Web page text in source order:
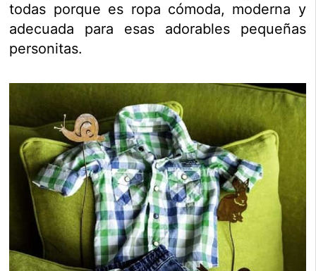
todas porque es ropa cómoda, moderna y
adecuada para esas adorables pequeñas
personitas.